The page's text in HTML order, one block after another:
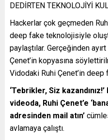
DEDİRTEN TEKNOLOJİYİ
Hackerlar çok geçmeden
deep fake teknolojisiyle
paylaştılar. Gerçeğinden
Çenet’in kopyasına
Vidodaki Ruhi Çenet’in deep
‘Tebrikler, Siz kazandınız!’
videoda, Ruhi Çenet’e
adresinden mail atın’
avlamaya çalıştı.